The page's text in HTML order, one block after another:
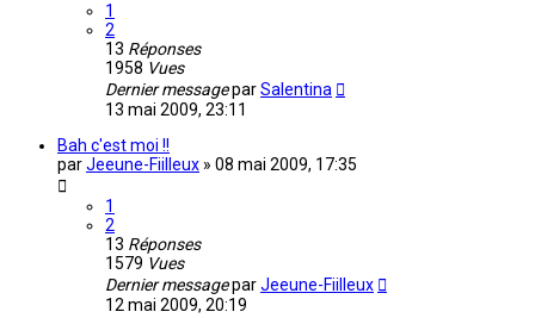
1
2
13 Réponses
1958 Vues
Dernier messageparSalentina
13 mai 2009, 23:11
Bah c'est moi !!
parJeeune-Fiilleux » 08 mai 2009, 17:35
1
2
13 Réponses
1579 Vues
Dernier messageparJeeune-Fiilleux
12 mai 2009, 20:19